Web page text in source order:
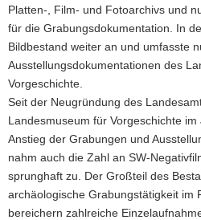
e
i
f
e
n
d
e
N
a
v
i
g
t
i
o
n
m
a
t
i
o
n
c
h
Platten-, Film- und Fotoarchivs und
für die Grabungsdokumentation. In
Bildbestand weiter an und umfasste
Ausstellungsdokumentationen des
Vorgeschichte.
Seit der Neugründung des
Landesmuseum für Vorgeschichte
Anstieg der Grabungen und
nahm auch die Zahl an SW-
sprunghaft zu. Der Großteil des
archäologische Grabungstätigkeit im
bereichern zahlreiche